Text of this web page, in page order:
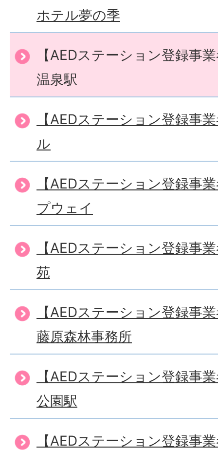
ホテル夢の季
【AEDステーション登録事
温泉駅
【AEDステーション登録事
ル
【AEDステーション登録事
プウェイ
【AEDステーション登録事
苑
【AEDステーション登録事
藤原森林事務所
【AEDステーション登録事
公園駅
【AEDステーション登録事